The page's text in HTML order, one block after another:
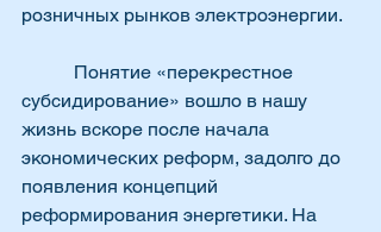
розничных рынков электроэнергии.
субсидирование» вошло в нашу
жизнь вскоре после начала
экономических реформ, задолго до
появления концепций
реформирования энергетики. На